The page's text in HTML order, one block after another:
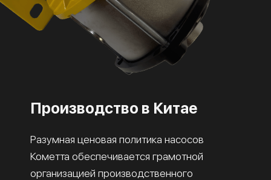
Производство в Китае
Разумная ценовая политика насосов
Кометта обеспечивается грамотной
организацией производственного